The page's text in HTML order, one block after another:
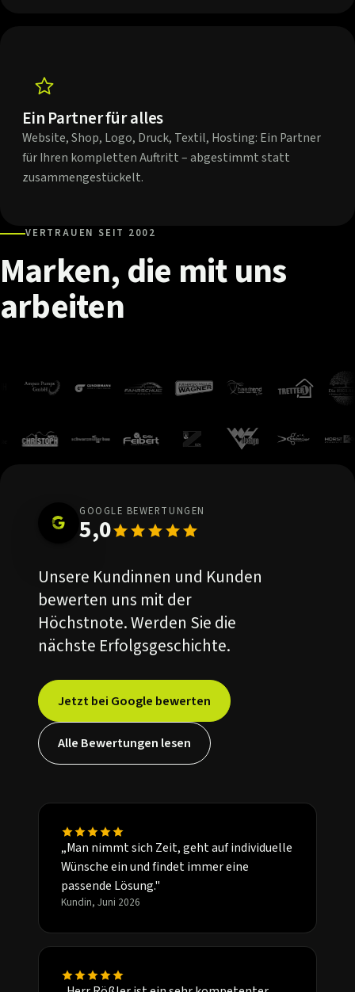
Ein Partner für alles
Website, Shop, Logo, Druck, Textil, Hosting: Ein Partner
für Ihren kompletten Auftritt – abgestimmt statt
zusammengestückelt.
VERTRAUEN SEIT 2002
Marken,die mituns
arbeiten
GOOGLE BEWERTUNGEN
5,0
Unsere Kundinnen und Kunden
bewerten uns mit der
Höchstnote. Werden Sie die
nächste Erfolgsgeschichte.
Jetzt bei Google bewerten
Alle Bewertungen lesen
„Man nimmt sich Zeit, geht auf individuelle
Wünsche ein und findet immer eine
passende Lösung."
Kundin, Juni 2026